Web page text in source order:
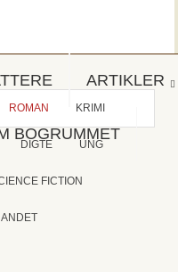
ARTIKLER
BOGRUMMET
ROMAN KRIMI
DIGTE UNG
FICTION
ANDET